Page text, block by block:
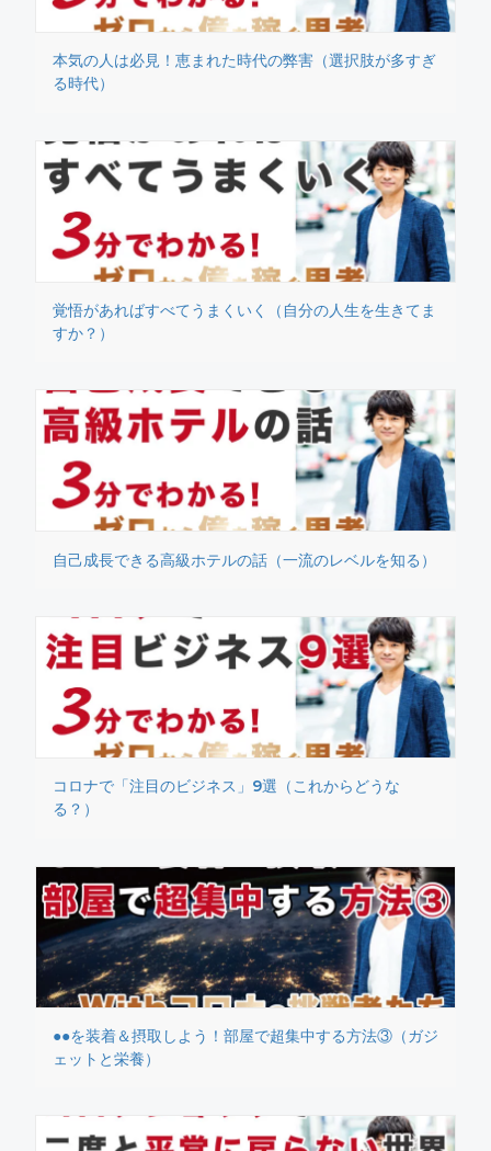
本気の人は必見！恵まれた時代の弊害（選択肢が多すぎ
る時代）
覚悟があればすべてうまくいく（自分の人生を生きてま
すか？）
自己成長できる高級ホテルの話（一流のレベルを知る）
コロナで「注目のビジネス」9選（これからどうな
る？）
●●を装着＆摂取しよう！部屋で超集中する方法③（ガジ
ェットと栄養）